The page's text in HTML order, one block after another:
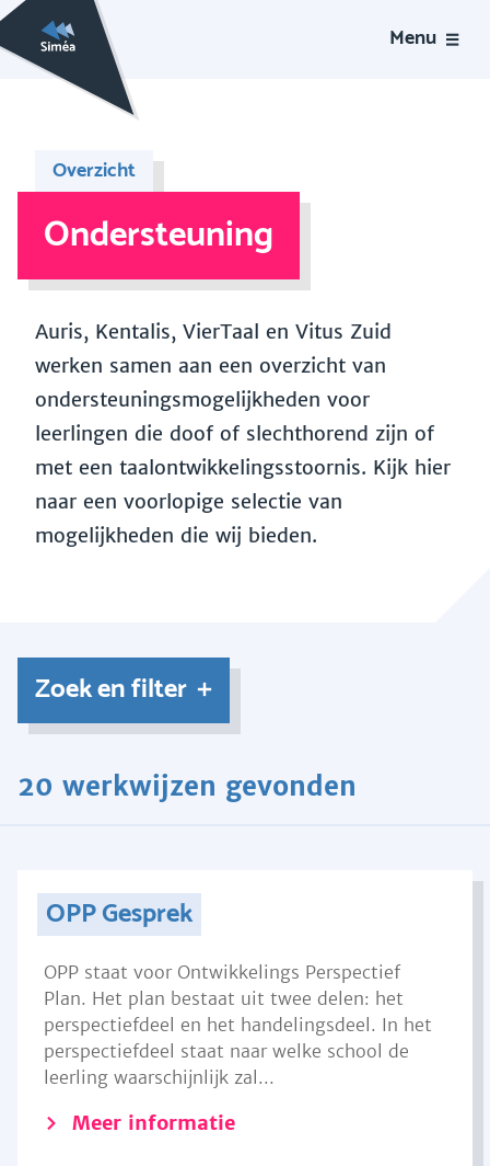
Menu
Overzicht
Ondersteuning
Auris, Kentalis, VierTaal en Vitus Zuid
werken samen aan een overzicht van
ondersteuningsmogelijkheden voor
leerlingen die doof of slechthorend zijn of
met een taalontwikkelingsstoornis. Kijk hier
naar een voorlopige selectie van
mogelijkheden die wij bieden.
Zoek en filter
20 werkwijzen gevonden
OPP Gesprek
OPP staat voor Ontwikkelings Perspectief
Plan. Het plan bestaat uit twee delen: het
perspectiefdeel en het handelingsdeel. In het
perspectiefdeel staat naar welke school de
leerling waarschijnlijk zal...
Meer informatie